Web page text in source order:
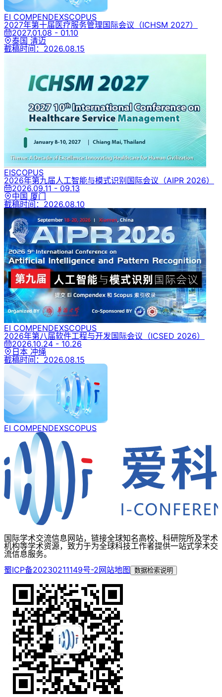
EI COMPENDEXSCOPUS
2027年第十届医疗服务管理国际会议 （ICHSM 2027）
2027.01.08 - 01.10
泰国 清迈
截稿时间： 2026.08.15
EISCOPUS
2026年第九届人工智能与模式识别国际会议 （AIPR 2026）
2026.09.11 - 09.13
中国 厦门
截稿时间： 2026.08.10
EI COMPENDEXSCOPUS
2026年第八届软件工程与开发国际会议 （ICSED 2026）
2026.10.24 - 10.26
日本 冲绳
截稿时间： 2026.08.15
EI COMPENDEXSCOPUS
国际学术交流信息网站，链接全球知名高校、科研院所及学术
机构等学术资源，致力于为全球科技工作者提供一站式学术交
流信息服务。
蜀ICP备20230211149号-2网站地图 数据检索说明